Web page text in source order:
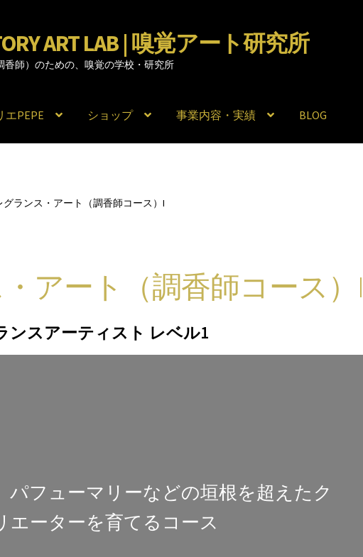
ART LAB | 嗅覚アート研究所
師）のための、嗅覚の学校・研究所
エPEPE ショップ 事業内容・実績 BLOG
グランス・アート（調香師コース）I
アート（調香師コース）
ンスアーティスト レベル1
パフューマリーなどの垣根を超えたク
エーターを育てるコース